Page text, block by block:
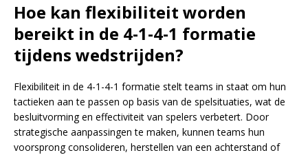
Hoe kan flexibiliteit worden
bereikt in de 4-1-4-1 formatie
tijdens wedstrijden?
Flexibiliteit in de 4-1-4-1 formatie stelt teams in staat om hun
tactieken aan te passen op basis van de spelsituaties, wat de
besluitvorming en effectiviteit van spelers verbetert. Door
strategische aanpassingen te maken, kunnen teams hun
voorsprong consolideren, herstellen van een achterstand of